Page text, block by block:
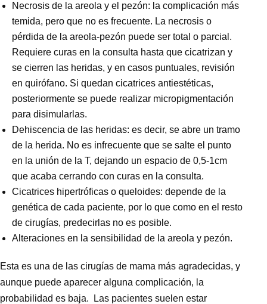
Necrosis de la areola y el pezón: la complicación más
temida, pero que no es frecuente. La necrosis o
pérdida de la areola-pezón puede ser total o parcial.
Requiere curas en la consulta hasta que cicatrizan y
se cierren las heridas, y en casos puntuales, revisión
en quirófano. Si quedan cicatrices antiestéticas,
posteriormente se puede realizar micropigmentación
para disimularlas.
Dehiscencia de las heridas: es decir, se abre un tramo
de la herida. No es infrecuente que se salte el punto
en la unión de la T, dejando un espacio de 0,5-1cm
que acaba cerrando con curas en la consulta.
Cicatrices hipertróficas o queloides: depende de la
genética de cada paciente, por lo que como en el resto
de cirugías, predecirlas no es posible.
Alteraciones en la sensibilidad de la areola y pezón.
Esta es una de las cirugías de mama más agradecidas, y
aunque puede aparecer alguna complicación, la
probabilidad es baja. Las pacientes suelen estar